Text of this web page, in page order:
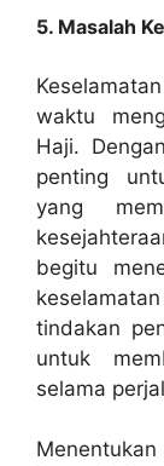
5. Masalah
waktu
Haji.
penting
yang
begitu
tindakan
untuk
selama